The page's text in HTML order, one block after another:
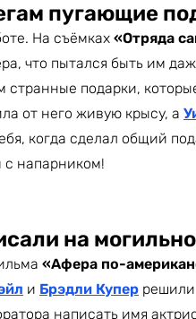
пугающие
На съёмках «Отряда
что пытался быть им
странные подарки,
от него живую крысу, а
когда сделал общий
с напарником!
на
«Афера по-
и Брэдли Купер
написать имя